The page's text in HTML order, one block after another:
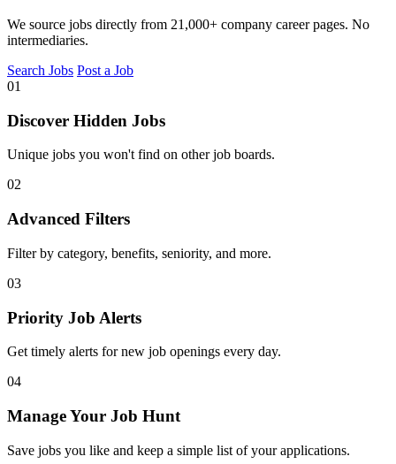
We source jobs directly from 21,000+ company career pages. No
intermediaries.
Search Jobs Post a Job
01
Discover Hidden Jobs
Unique jobs you won't find on other job boards.
02
Advanced Filters
Filter by category, benefits, seniority, and more.
03
Priority Job Alerts
Get timely alerts for new job openings every day.
04
Manage Your Job Hunt
Save jobs you like and keep a simple list of your applications.